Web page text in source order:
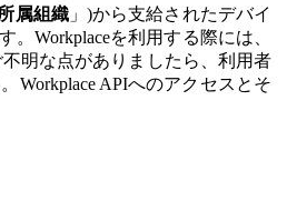
属組織」)から支給されたデバイ
Workplaceを利用する際には、
明な点がありましたら、利用者
Workplace APIへのアクセスとそ